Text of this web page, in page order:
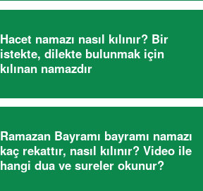
Hacet namazı nasıl kılınır? Bir
istekte, dilekte bulunmak için
kılınan namazdır
Ramazan Bayramı bayramı namazı
kaç rekattır, nasıl kılınır? Video ile
hangi dua ve sureler okunur?